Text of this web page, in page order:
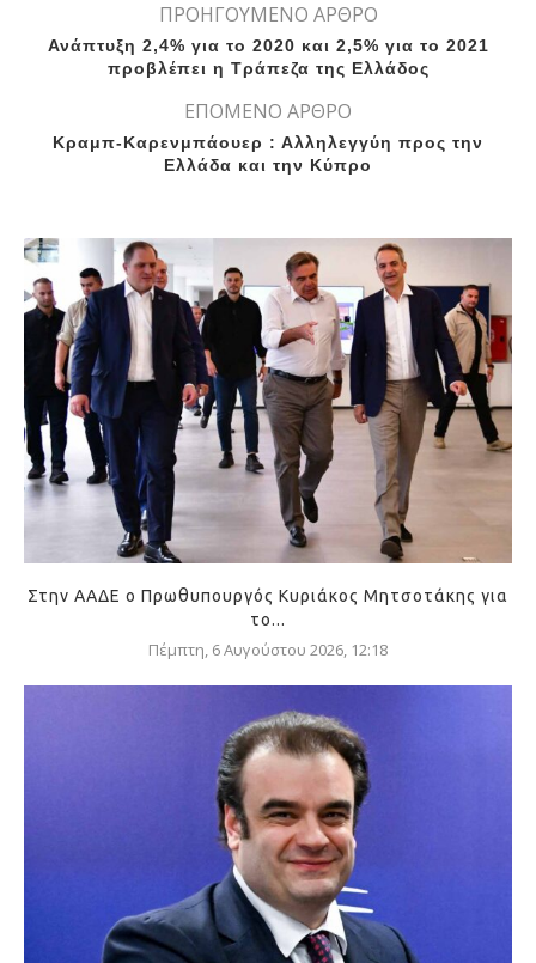
ΠΡΟΗΓΟΥΜΕΝΟ ΑΡΘΡΟ
Ανάπτυξη 2,4% για το 2020 και 2,5% για το 2021
προβλέπει η Τράπεζα της Ελλάδος
ΕΠΟΜΕΝΟ ΑΡΘΡΟ
Κραμπ-Καρενμπάουερ : Αλληλεγγύη προς την
Ελλάδα και την Κύπρο
Στην ΑΑΔΕ ο Πρωθυπουργός Κυριάκος Μητσοτάκης για
το...
Πέμπτη, 6 Αυγούστου 2026, 12:18